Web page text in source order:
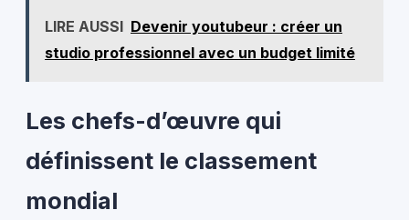
LIRE AUSSI Devenir youtubeur : créer un
studio professionnel avec un budget limité
Les chefs-d’œuvre qui
définissent le classement
mondial